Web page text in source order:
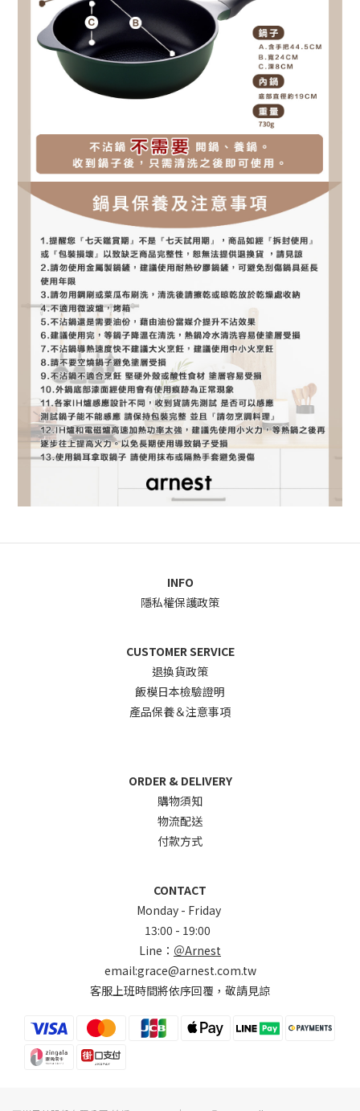
INFO
隱私權保護政策
CUSTOMER SERVICE
退換貨政策
飯模日本檢驗證明
產品保養＆注意事項
ORDER & DELIVERY
購物須知
物流配送
付款方式
CONTACT
Monday - Friday
13:00 - 19:00
Line： ＠Arnest
email:grace@arnest.com.tw
客服上班時間將依序回覆，敬請見諒